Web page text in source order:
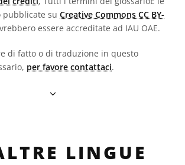
pubblicate su Creative Commons CC BY-
essere accreditate ad IAU OAE.
di fatto o di traduzione in questo
per favore contattaci.
LINGUE